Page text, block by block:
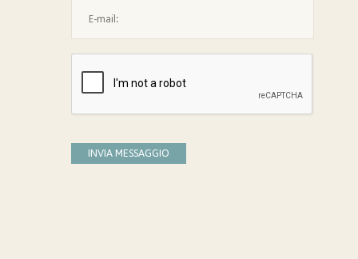
INVIA MESSAGGIO